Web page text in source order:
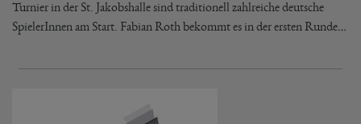
Turnier in der St. Jakobshalle sind traditionell zahlreiche deutsche
SpielerInnen am Start. Fabian Roth bekommt es in der ersten Runde…